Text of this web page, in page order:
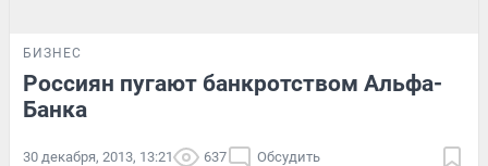
БИЗНЕС
Россиян пугают банкротством Альфа-
Банка
30 декабря, 2013, 13:21 637 Обсудить